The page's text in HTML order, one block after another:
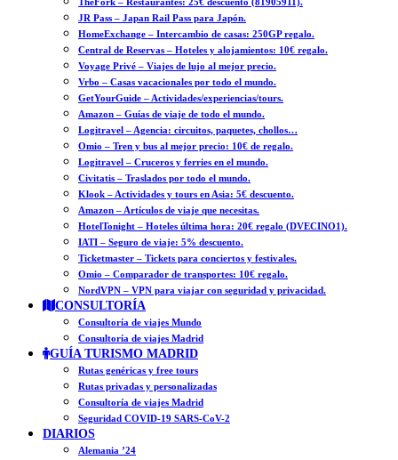
JR Pass – Japan Rail Pass para Japón.
HomeExchange – Intercambio de casas: 250GP regalo.
Central de Reservas – Hoteles y alojamientos: 10€ regalo.
Voyage Privé – Viajes de lujo al mejor precio.
Vrbo – Casas vacacionales por todo el mundo.
GetYourGuide – Actividades/experiencias/tours.
Amazon – Guías de viaje de todo el mundo.
Logitravel – Agencia: circuitos, paquetes, chollos…
Omio – Tren y bus al mejor precio: 10€ de regalo.
Logitravel – Cruceros y ferries en el mundo.
Civitatis – Traslados por todo el mundo.
Klook – Actividades y tours en Asia: 5€ descuento.
Amazon – Artículos de viaje que necesitas.
HotelTonight – Hoteles última hora: 20€ regalo (DVECINO1).
IATI – Seguro de viaje: 5% descuento.
Ticketmaster – Tickets para conciertos y festivales.
Omio – Comparador de transportes: 10€ regalo.
NordVPN – VPN para viajar con seguridad y privacidad.
CONSULTORÍA
Consultoría de viajes Mundo
Consultoría de viajes Madrid
GUÍA TURISMO MADRID
Rutas genéricas y free tours
Rutas privadas y personalizadas
Consultoría de viajes Madrid
Seguridad COVID-19 SARS-CoV-2
DIARIOS
Alemania ’24